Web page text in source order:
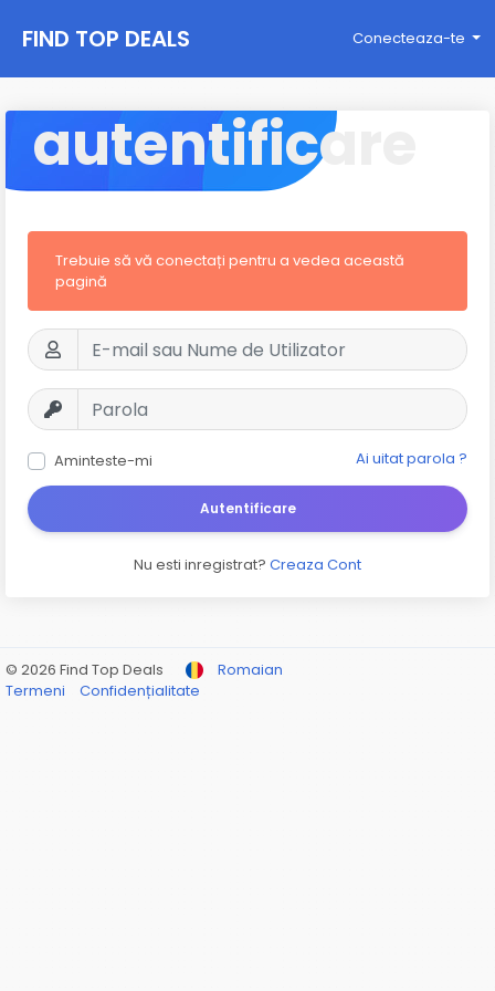
FIND TOP DEALS Conecteaza-te
autentificare
Trebuie să vă conectați pentru a vedea această
pagină
Aminteste-mi Ai uitat parola ?
Autentificare
Nu esti inregistrat? Creaza Cont
© 2026 Find Top Deals
Romaian
Termeni
Confidențialitate